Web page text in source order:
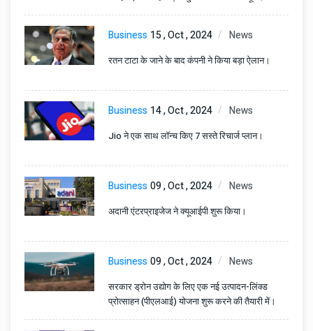
Business 15 , Oct , 2024 News
रतन टाटा के जाने के बाद कंपनी ने किया बड़ा ऐलान।
Business 14 , Oct , 2024 News
Jio ने एक साथ लॉन्च किए 7 सस्ते रिचार्ज प्लान।
Business09 , Oct , 2024 News
अदानी एंटरप्राइजेज ने क्यूआईपी शुरू किया।
Business09 , Oct , 2024 News
सरकार ड्रोन उद्योग के लिए एक नई उत्पादन-लिंक्ड
प्रोत्साहन (पीएलआई) योजना शुरू करने की तैयारी में।